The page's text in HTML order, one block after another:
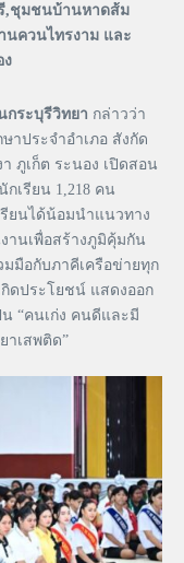
,ชุมชนบ้านหาดส้ม
ควนไทรงาม และ
ง
กระบุรีวิทยา กล่าวว่า
าประจำอำเภอ สังกัด
ภูเก็ต ระนอง เปิดสอน
เรียน 1,218 คน
ยนได้น้อมนำแนวทาง
งานเพื่อสร้างภูมิคุ้มกัน
มือกับภาคีเครือข่ายทุก
กิดประโยชน์ แสดงออก
“คนเก่ง คนดีและมี
าเสพติด”